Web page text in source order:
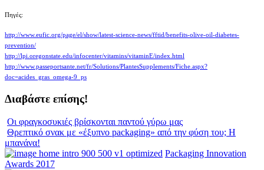
Πηγές:
http://www.eufic.org/page/el/show/latest-science-news/fftid/benefits-olive-oil-diabetes-
prevention/
http://lpi.oregonstate.edu/infocenter/vitamins/vitaminE/index.html
http://www.passeportsante.net/fr/Solutions/PlantesSupplements/Fiche.aspx?
doc=acides_gras_omega-9_ps
Διαβάστε επίσης!
Οι φραγκοσυκιές βρίσκονται παντού γύρω μας
Θρεπτικό σνακ με «έξυπνο packaging» από την φύση του; Η
μπανάνα!
Packaging Innovation
Awards 2017